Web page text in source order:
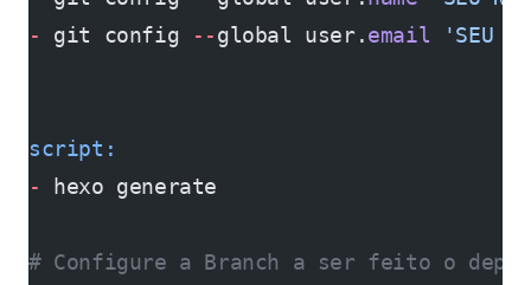
-
git config --global user.email 'SEU
script:
-
hexo generate
# Configure a Branch a ser feito o